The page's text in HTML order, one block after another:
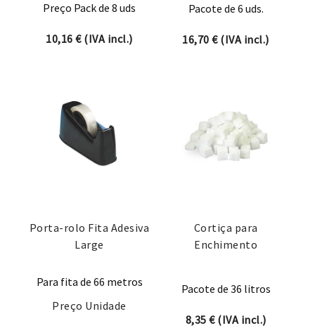
Preço Pack de 8 uds
10,16€(IVA incl.)
Pacote de 6 uds.
16,70€(IVA incl.)
Porta-rolo Fita Adesiva
Large
Para fita de 66 metros
Preço Unidade
Cortiça para
Enchimento
Pacote de 36 litros
8,35 €(IVA incl.)